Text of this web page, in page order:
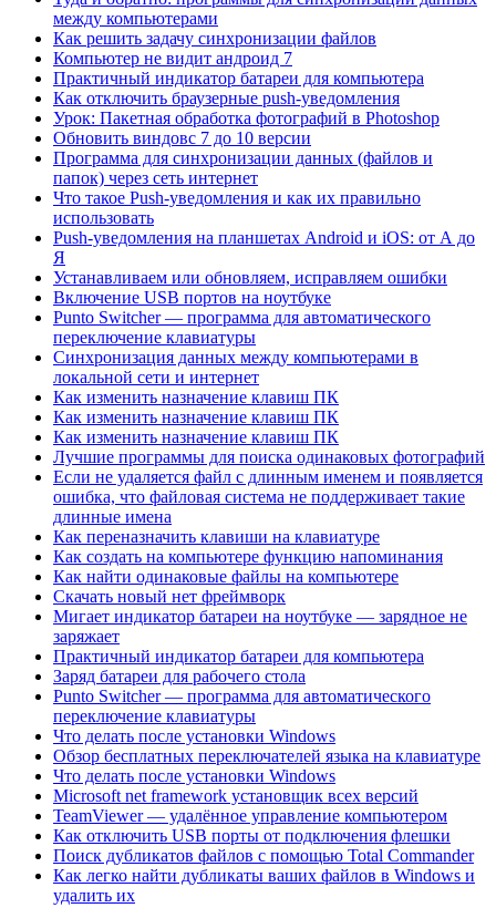
между компьютерами
Как решить задачу синхронизации файлов
Компьютер не видит андроид 7
Практичный индикатор батареи для компьютера
Как отключить браузерные push-уведомления
Урок: Пакетная обработка фотографий в Photoshop
Обновить виндовс 7 до 10 версии
Программа для синхронизации данных (файлов и
папок) через сеть интернет
Что такое Push-уведомления и как их правильно
использовать
Push-уведомления на планшетах Android и iOS: от А до
Я
Устанавливаем или обновляем, исправляем ошибки
Включение USB портов на ноутбуке
Punto Switcher — программа для автоматического
переключение клавиатуры
Синхронизация данных между компьютерами в
локальной сети и интернет
Как изменить назначение клавиш ПК
Как изменить назначение клавиш ПК
Как изменить назначение клавиш ПК
Лучшие программы для поиска одинаковых фотографий
Если не удаляется файл с длинным именем и появляется
ошибка, что файловая система не поддерживает такие
длинные имена
Как переназначить клавиши на клавиатуре
Как создать на компьютере функцию напоминания
Как найти одинаковые файлы на компьютере
Скачать новый нет фреймворк
Мигает индикатор батареи на ноутбуке — зарядное не
заряжает
Практичный индикатор батареи для компьютера
Заряд батареи для рабочего стола
Punto Switcher — программа для автоматического
переключение клавиатуры
Что делать после установки Windows
Обзор бесплатных переключателей языка на клавиатуре
Что делать после установки Windows
Microsoft net framework установщик всех версий
TeamViewer — удалённое управление компьютером
Как отключить USB порты от подключения флешки
Поиск дубликатов файлов с помощью Total Commander
Как легко найти дубликаты ваших файлов в Windows и
удалить их